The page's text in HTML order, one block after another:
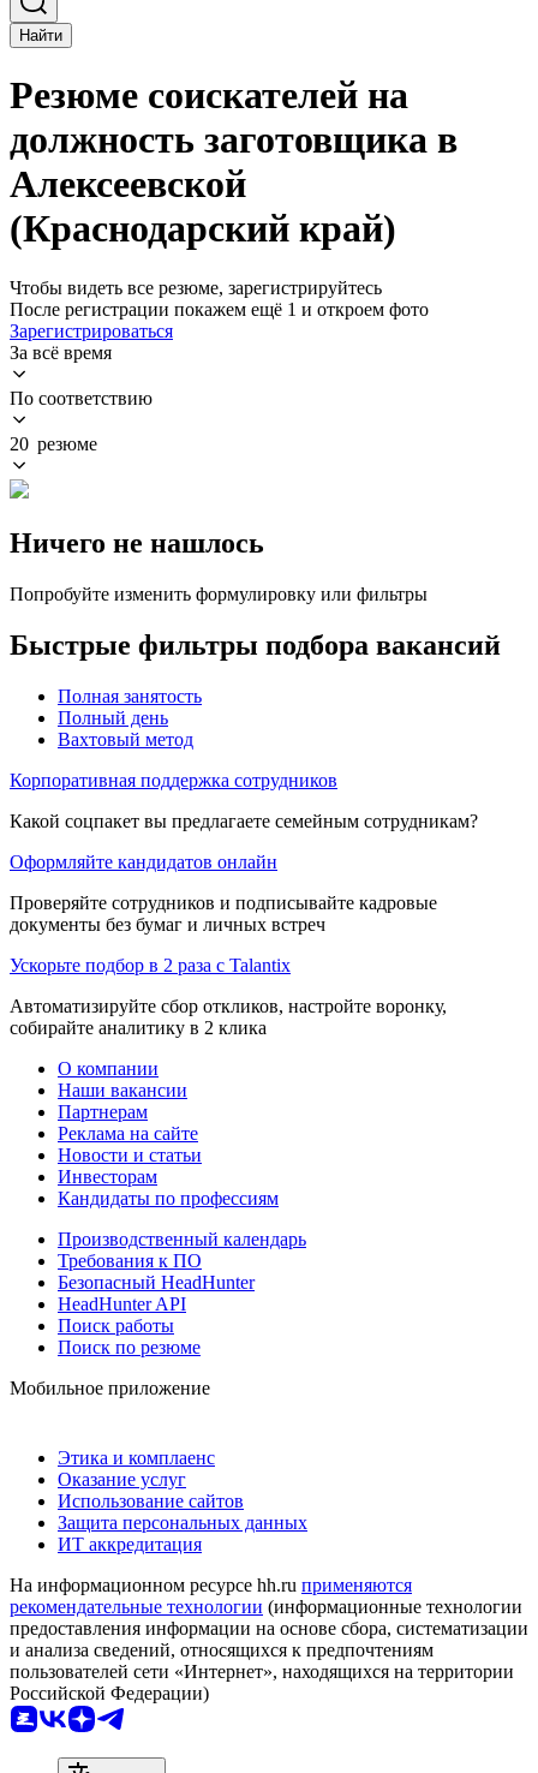
Найти
Резюме соискателей на
должность заготовщика в
Алексеевской
(Краснодарский край)
Чтобы видеть все резюме, зарегистрируйтесь
После регистрации покажем ещё 1 и откроем фото
Зарегистрироваться
За всё время
По соответствию
20 резюме
Ничего не нашлось
Попробуйте изменить формулировку или фильтры
Быстрые фильтры подбора вакансий
Полная занятость
Полный день
Вахтовый метод
Корпоративная поддержка сотрудников
Какой соцпакет вы предлагаете семейным сотрудникам?
Оформляйте кандидатов онлайн
Проверяйте сотрудников и подписывайте кадровые
документы без бумаг и личных встреч
Ускорьте подбор в 2 раза с Talantix
Автоматизируйте сбор откликов, настройте воронку,
собирайте аналитику в 2 клика
О компании
Наши вакансии
Партнерам
Реклама на сайте
Новости и статьи
Инвесторам
Кандидаты по профессиям
Производственный календарь
Требования к ПО
Безопасный HeadHunter
HeadHunter API
Поиск работы
Поиск по резюме
Мобильное приложение
Этика и комплаенс
Оказание услуг
Использование сайтов
Защита персональных данных
ИТ аккредитация
На информационном ресурсе hh.ru применяются
рекомендательные технологии (информационные технологии
предоставления информации на основе сбора, систематизации
и анализа сведений, относящихся к предпочтениям
пользователей сети «Интернет», находящихся на территории
Российской Федерации)